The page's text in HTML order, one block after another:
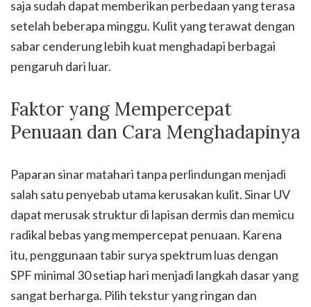
saja sudah dapat memberikan perbedaan yang terasa
setelah beberapa minggu. Kulit yang terawat dengan
sabar cenderung lebih kuat menghadapi berbagai
pengaruh dari luar.
Faktor yang Mempercepat
Penuaan dan Cara Menghadapinya
Paparan sinar matahari tanpa perlindungan menjadi
salah satu penyebab utama kerusakan kulit. Sinar UV
dapat merusak struktur di lapisan dermis dan memicu
radikal bebas yang mempercepat penuaan. Karena
itu, penggunaan tabir surya spektrum luas dengan
SPF minimal 30 setiap hari menjadi langkah dasar yang
sangat berharga. Pilih tekstur yang ringan dan